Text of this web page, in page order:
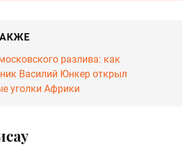
разлива: как
Василий Юнкер открыл
уголки Африки